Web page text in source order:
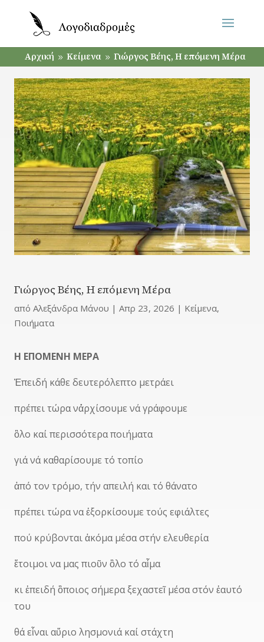
Αρχική 9 Κείμενα 9 Γιώργος Βέης, Η επόμενη Μέρα
Γιώργος Βέης, Η επόμενη Μέρα
από Αλεξάνδρα Μάνου | Απρ 23, 2026 | Κείμενα,
Ποιήματα
Η ΕΠΟΜΕΝΗ ΜΕΡΑ
Ἐπειδή κάθε δευτερόλεπτο μετράει
πρέπει τώρα ν΄ἀρχίσουμε νά γράφουμε
ὂλο καί περισσότερα ποιήματα
γιά νά καθαρίσουμε τό τοπίο
ἀπό τον τρόμο, τήν απειλή και τό θάνατο
πρέπει τώρα να ἐξορκίσουμε τούς εφιάλτες
πού κρύβονται ἀκόμα μέσα στήν ελευθερία
ἔτοιμοι να μας πιοῦν ὂλο τό αἷμα
κι ἐπειδή ὂποιος σήμερα ξεχαστεῖ μέσα στόν ἐαυτό
του
θά εἷναι αὔριο λησμονιά καί στάχτη